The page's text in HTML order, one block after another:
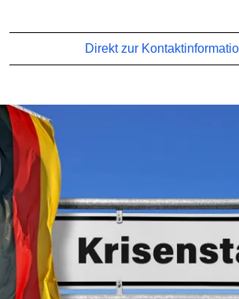
Direkt zur